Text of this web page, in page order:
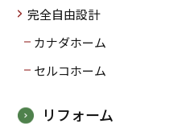
完全自由設計
カナダホーム
セルコホーム
リフォーム